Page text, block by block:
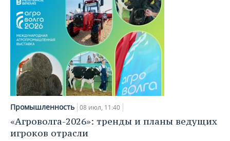
Промышленность 08 июл, 11:40
«Агроволга-2026»: тренды и планы ведущих
игроков отрасли